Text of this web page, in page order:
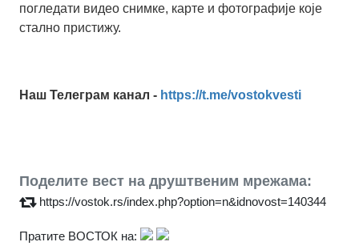
погледати видео снимке, карте и фотографије које
стално пристижу.
Наш Телеграм канал - https://t.me/vostokvesti
Поделите вест на друштвеним мрежама:
https://vostok.rs/index.php?option=n&idnovost=140344
Пратите ВОСТОК на: